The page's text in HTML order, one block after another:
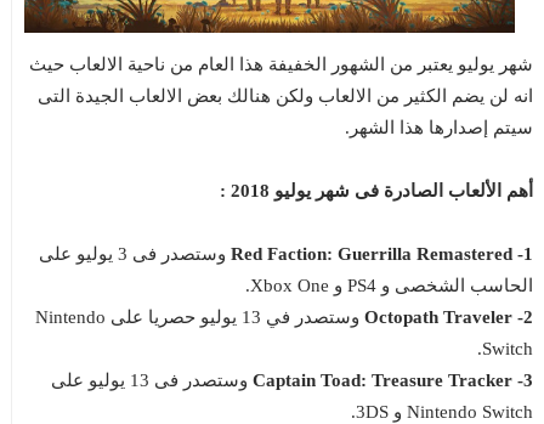
شهر يوليو يعتبر من الشهور الخفيفة هذا العام من ناحية الالعاب حيث
انه لن يضم الكثير من الالعاب ولكن هنالك بعض الالعاب الجيدة التى
سيتم إصدارها هذا الشهر.
أهم الألعاب الصادرة فى شهر يوليو 2018 :
1- Red Faction: Guerrilla Remastered
وستصدر فى 3 يوليو على
الحاسب الشخصى و PS4 و Xbox One.
2- Octopath Traveler
وستصدر في 13 يوليو حصريا على Nintendo
Switch.
3- Captain Toad: Treasure Tracker
وستصدر فى 13 يوليو على
Nintendo Switch و 3DS.